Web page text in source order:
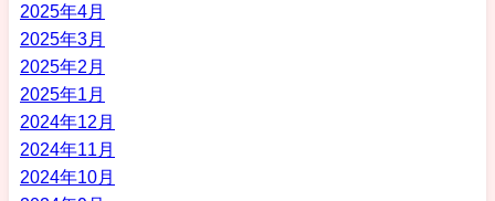
2025年4月
2025年3月
2025年2月
2025年1月
2024年12月
2024年11月
2024年10月